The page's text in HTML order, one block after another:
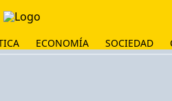
ECONOMÍA SOCIEDAD